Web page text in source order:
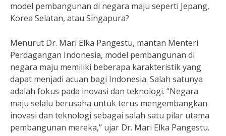
model pembangunan di negara maju seperti Jepang,
Korea Selatan, atau Singapura?
Menurut Dr. Mari Elka Pangestu, mantan Menteri
Perdagangan Indonesia, model pembangunan di
negara maju memiliki beberapa karakteristik yang
dapat menjadi acuan bagi Indonesia. Salah satunya
adalah fokus pada inovasi dan teknologi. “Negara
maju selalu berusaha untuk terus mengembangkan
inovasi dan teknologi sebagai salah satu pilar utama
pembangunan mereka,” ujar Dr. Mari Elka Pangestu.